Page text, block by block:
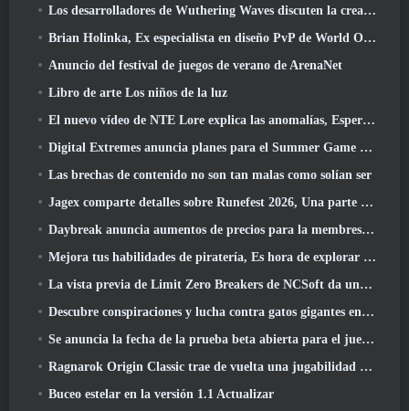
Los desarrolladores de Wuthering Waves discuten la creación de la secuencia de batalla Lahai-Roi Mech
Brian Holinka, Ex especialista en diseño PvP de World Of Warcraft, Se une al equipo MMO de League Of Legends
Anuncio del festival de juegos de verano de ArenaNet
Libro de arte Los niños de la luz
El nuevo vídeo de NTE Lore explica las anomalías, Esperar, Y cómo una organización "secreta" lo rastrea todo
Digital Extremes anuncia planes para el Summer Game Fest
Las brechas de contenido no son tan malas como solían ser
Jagex comparte detalles sobre Runefest 2026, Una parte de la celebración del 25 aniversario de RuneScape IP
Daybreak anuncia aumentos de precios para la membresía VIP de Lord Of The Rings Online
Mejora tus habilidades de piratería, Es hora de explorar Night City en Wuthering Waves
La vista previa de Limit Zero Breakers de NCSoft da una idea de qué esperar de la próxima prueba del prólogo
Descubre conspiraciones y lucha contra gatos gigantes en tu tiempo de inactividad en la última actualización de Where Winds Meet
Se anuncia la fecha de la prueba beta abierta para el juego Dark Fantasy Extraction, Cazador de la niebla
Ragnarok Origin Classic trae de vuelta una jugabilidad MMORPG justa y CBT abre en junio 4
Buceo estelar en la versión 1.1 Actualizar